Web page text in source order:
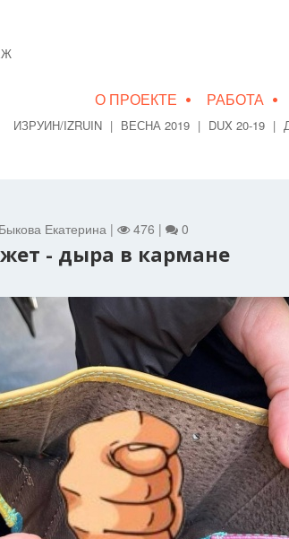
О ПРОЕКТЕ • РАБОТА •
ИЗРУИН/IZRUIN | ВЕСНА 2019 | DUX 20-19 |
Екатерина | 476 | 0
- дыра в кармане